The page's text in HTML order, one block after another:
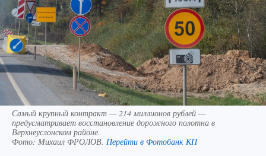
Самый крупный контракт — 214 миллионов рублей —
предусматривает восстановление дорожного полотна в
Верхнеуслонском районе.
Фото: Михаил ФРОЛОВ. Перейти в Фотобанк КП